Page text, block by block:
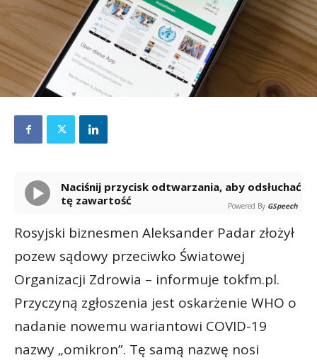
Naciśnij przycisk odtwarzania, aby odsłuchać
tę zawartość
Powered By GSpeech
Rosyjski biznesmen Aleksander Padar złożył
pozew sądowy przeciwko Światowej
Organizacji Zdrowia – informuje tokfm.pl.
Przyczyną zgłoszenia jest oskarżenie WHO o
nadanie nowemu wariantowi COVID-19
nazwy „omikron”. Tę samą nazwę nosi